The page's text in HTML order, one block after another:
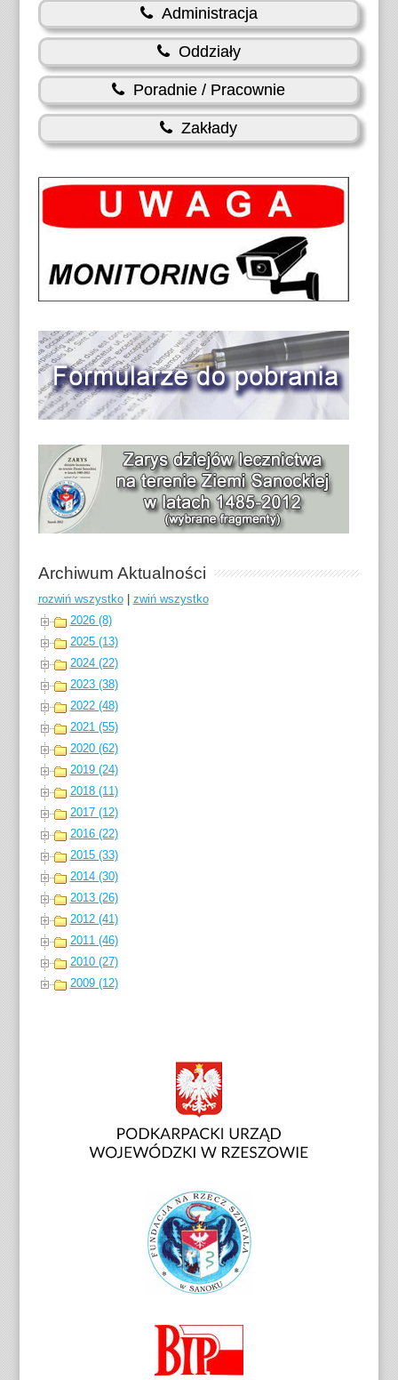
Administracja
Oddziały
Poradnie / Pracownie
Zakłady
Archiwum Aktualności
rozwiń wszystko| zwiń wszystko
2026 (8)
2025 (13)
2024 (22)
2023 (38)
2022 (48)
2021 (55)
2020 (62)
2019 (24)
2018 (11)
2017 (12)
2016 (22)
2015 (33)
2014 (30)
2013 (26)
2012 (41)
2011 (46)
2010 (27)
2009 (12)